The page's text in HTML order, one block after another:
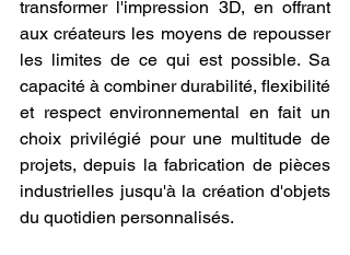
transformer l'impression 3D, en offrant
aux créateurs les moyens de repousser
les limites de ce qui est possible. Sa
capacité à combiner durabilité, flexibilité
et respect environnemental en fait un
choix privilégié pour une multitude de
projets, depuis la fabrication de pièces
industrielles jusqu'à la création d'objets
du quotidien personnalisés.